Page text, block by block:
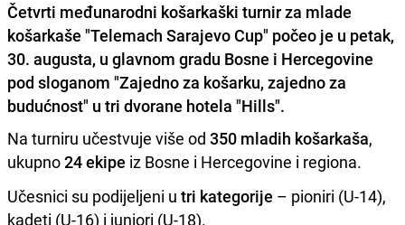
Četvrti međunarodni košarkaški turnir za mlade
košarkaše "Telemach Sarajevo Cup" počeo je u petak,
30. augusta, u glavnom gradu Bosne i Hercegovine
pod sloganom "Zajedno za košarku, zajedno za
budućnost" u tri dvorane hotela "Hills".
Na turniru učestvuje više od 350 mladih košarkaša,
ukupno24 ekipe iz Bosne i Hercegovine i regiona.
Učesnici su podijeljeni u tri kategorije – pioniri (U-14),
kadeti (U-16) i juniori (U-18).